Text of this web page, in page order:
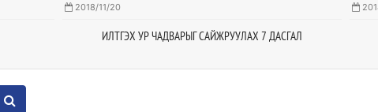
2018/11/20
ИЛТГЭХ УР ЧАДВАРЫГ САЙЖРУУЛАХ 7 ДАСГАЛ